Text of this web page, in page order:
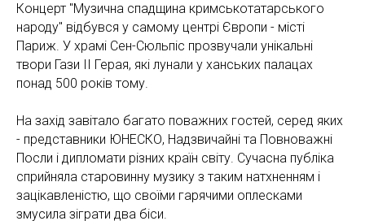
Концерт "Музична спадщина кримськотатарського
народу" відбувся у самому центрі Європи - місті
Париж. У храмі Сен-Сюльпіс прозвучали унікальні
твори Гази ІІ Герая, які лунали у ханських палацах
понад 500 років тому.
На захід завітало багато поважних гостей, серед яких
- представники ЮНЕСКО, Надзвичайні та Повноважні
Посли і дипломати різних країн світу. Сучасна публіка
сприйняла старовинну музику з таким натхненням і
зацікавленістю, що своїми гарячими оплесками
змусила зіграти два біси.